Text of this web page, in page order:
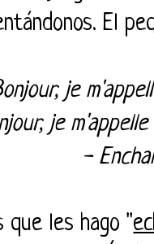
El
je
je
-
que les hago "